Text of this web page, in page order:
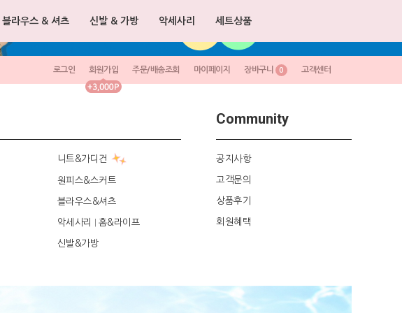
로그인 회원가입 주문/배송조회 마이페이지 장바구니 0 고객센터
니트&가디건
원피스&스커트
블라우스&셔츠
악세사리 홈&라이프
신발&가방
Community
공지사항
고객문의
상품후기
회원혜택
블라우스 & 셔츠 신발 & 가방 악세사리 세트상품